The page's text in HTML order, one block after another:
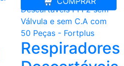
Respiradores